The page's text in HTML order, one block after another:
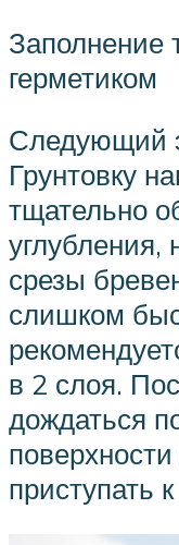
Заполнение
герметиком
Следующий
Грунтовку
тщательно
углубления,
срезы
слишком
в 2 слоя.
дождаться
приступать